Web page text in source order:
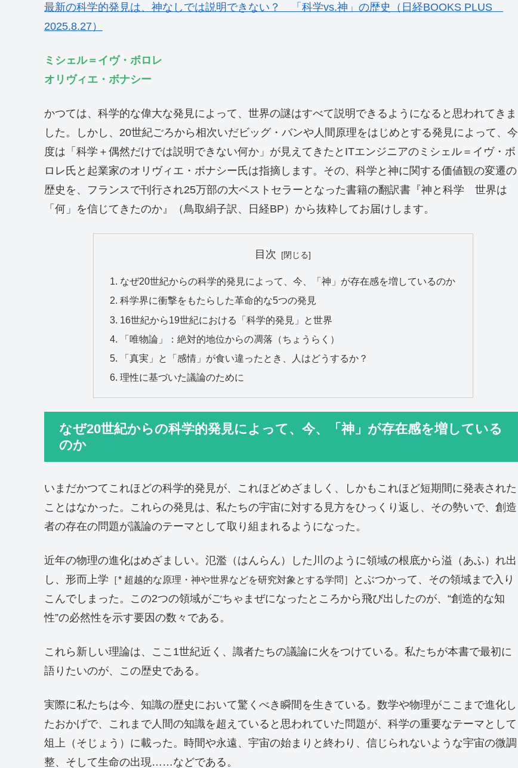
最新の科学的発見は、神なしでは説明できない？ 「科学vs.神」の歴史（日経BOOKS PLUS
2025.8.27）
ミシェル＝イヴ・ボロレ
オリヴィエ・ボナシー
かつては、科学的な偉大な発見によって、世界の謎はすべて説明できるようになると思われてきま
した。しかし、20世紀ごろから相次いだビッグ・バンや人間原理をはじめとする発見によって、今
度は「科学＋偶然だけでは説明できない何か」が見えてきたとITエンジニアのミシェル＝イヴ・ボ
ロレ氏と起業家のオリヴィエ・ボナシー氏は指摘します。その、科学と神に関する価値観の変遷の
歴史を、フランスで刊行され25万部の大ベストセラーとなった書籍の翻訳書『神と科学 世界は
「何」を信じてきたのか』（鳥取絹子訳、日経BP）から抜粋してお届けします。
目次
なぜ20世紀からの科学的発見によって、今、「神」が存在感を増しているのか
科学界に衝撃をもたらした革命的な5つの発見
16世紀から19世紀における「科学的発見」と世界
「唯物論」：絶対的地位からの凋落（ちょうらく）
「真実」と「感情」が食い違ったとき、人はどうするか？
理性に基づいた議論のために
なぜ20世紀からの科学的発見によって、今、「神」が存在感を増している
のか
いまだかつてこれほどの科学的発見が、これほどめざましく、しかもこれほど短期間に発表された
ことはなかった。これらの発見は、私たちの宇宙に対する見方をひっくり返し、その勢いで、創造
者の存在の問題が議論のテーマとして取り組まれるようになった。
近年の物理の進化はめざましい。氾濫（はんらん）した川のように領域の根底から溢（あふ）れ出
し、形而上学 ［* 超越的な原理・神や世界などを研究対象とする学問］
とぶつかって、その領域まで入り
こんでしまった。この2つの領域がごちゃまぜになったところから飛び出したのが、“創造的な知
性”の必然性を示す要因の数々である。
これら新しい理論は、ここ1世紀近く、識者たちの議論に火をつけている。私たちが本書で最初に
語りたいのが、この歴史である。
実際に私たちは今、知識の歴史において驚くべき瞬間を生きている。数学や物理がここまで進化し
たおかげで、これまで人間の知識を超えていると思われていた問題が、科学の重要なテーマとして
俎上（そじょう）に載った。時間や永遠、宇宙の始まりと終わり、信じられないような宇宙の微調
整、そして生命の出現……などである。